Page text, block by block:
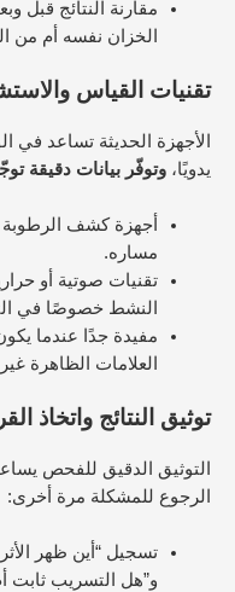
مقارنة النتائج قبل
الخزان نفسه أم من
تقنيات القياس
الأجهزة الحديثة تساعد
يدويًا، وتوفّر بيانات دقيقة
أجهزة كشف الرطوبة
مساره.
تقنيات صوتية أو
النشط خصوصًا في
مفيدة جدًا عندما
العلامات الظاهرة
توثيق النتائج واتخاذ
التوثيق الدقيق للفحص
الرجوع للمشكلة مرة أخرى:
تسجيل “أين ظهر
و”هل التسريب ثابت